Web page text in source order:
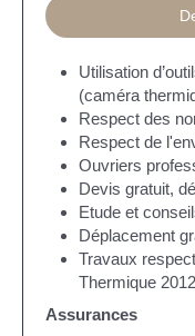
Utilisation
(caméra
Respect des
Respect de
Ouvriers
Devis gratuit,
Etude et
Déplacement
Travaux
Thermique
Assurances